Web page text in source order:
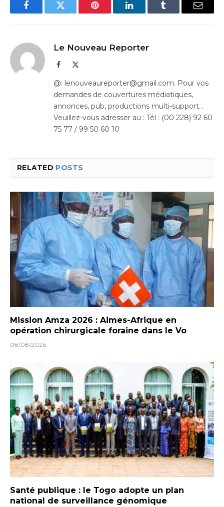
FacebookTwitter Pinterest LinkedInTumblr Email
Le Nouveau Reporter
Facebook
@: lenouveaureporter@gmail.com. Pour vos
demandes de couvertures médiatiques,
annonces, pub, productions multi-support…
Veuillez-vous adresser au : Tél : (00 228) 92 60
75 77 / 99 50 60 10
RELATED POSTS
Mission Amza 2026 : Aimes-Afrique en
opération chirurgicale foraine dans le Vo
08/08/2026
Santé publique : le Togo adopte un plan
national de surveillance génomique